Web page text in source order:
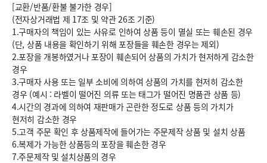
[교환/반품/환불 불가한 경우]
(전자상거래법 제 17조 및 약관 26조 기준)
1.구매자의 책임이 있는 사유로 인하여 상품 등이 멸실 또는 훼손된 경우
(단, 상품 내용을 확인하기 위해 포장들을 훼손한 경우는 제외)
2.포장을 개봉하였거나 포장이 훼손되어 상품의 가치가 현저하게 감소한
경우
3.구매자 사용 또는 일부 소비에 의하여 상품의 가치를 현저히 감소한
경우 (예시 : 라벨이 떨어진 의류 또는 태그가 떨어진 명품관 상품 등)
4.시간의 경과에 의하여 재판매가 곤란한 정도로 상품 등의 가치가
현저히 감소한 경우
5.고객 주문 확인 후 상품제작에 들어가는 주문제작 상품 및 설치 상품
6.복제가 가능한 상품등의 포장을 훼손한 경우
7.주문제작 및 설치상품의 경우